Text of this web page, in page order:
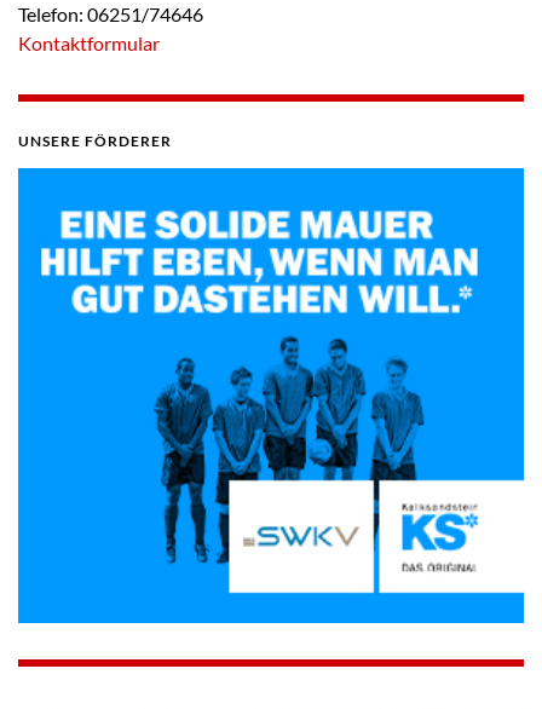
Telefon: 06251/74646
Kontaktformular
UNSERE FÖRDERER